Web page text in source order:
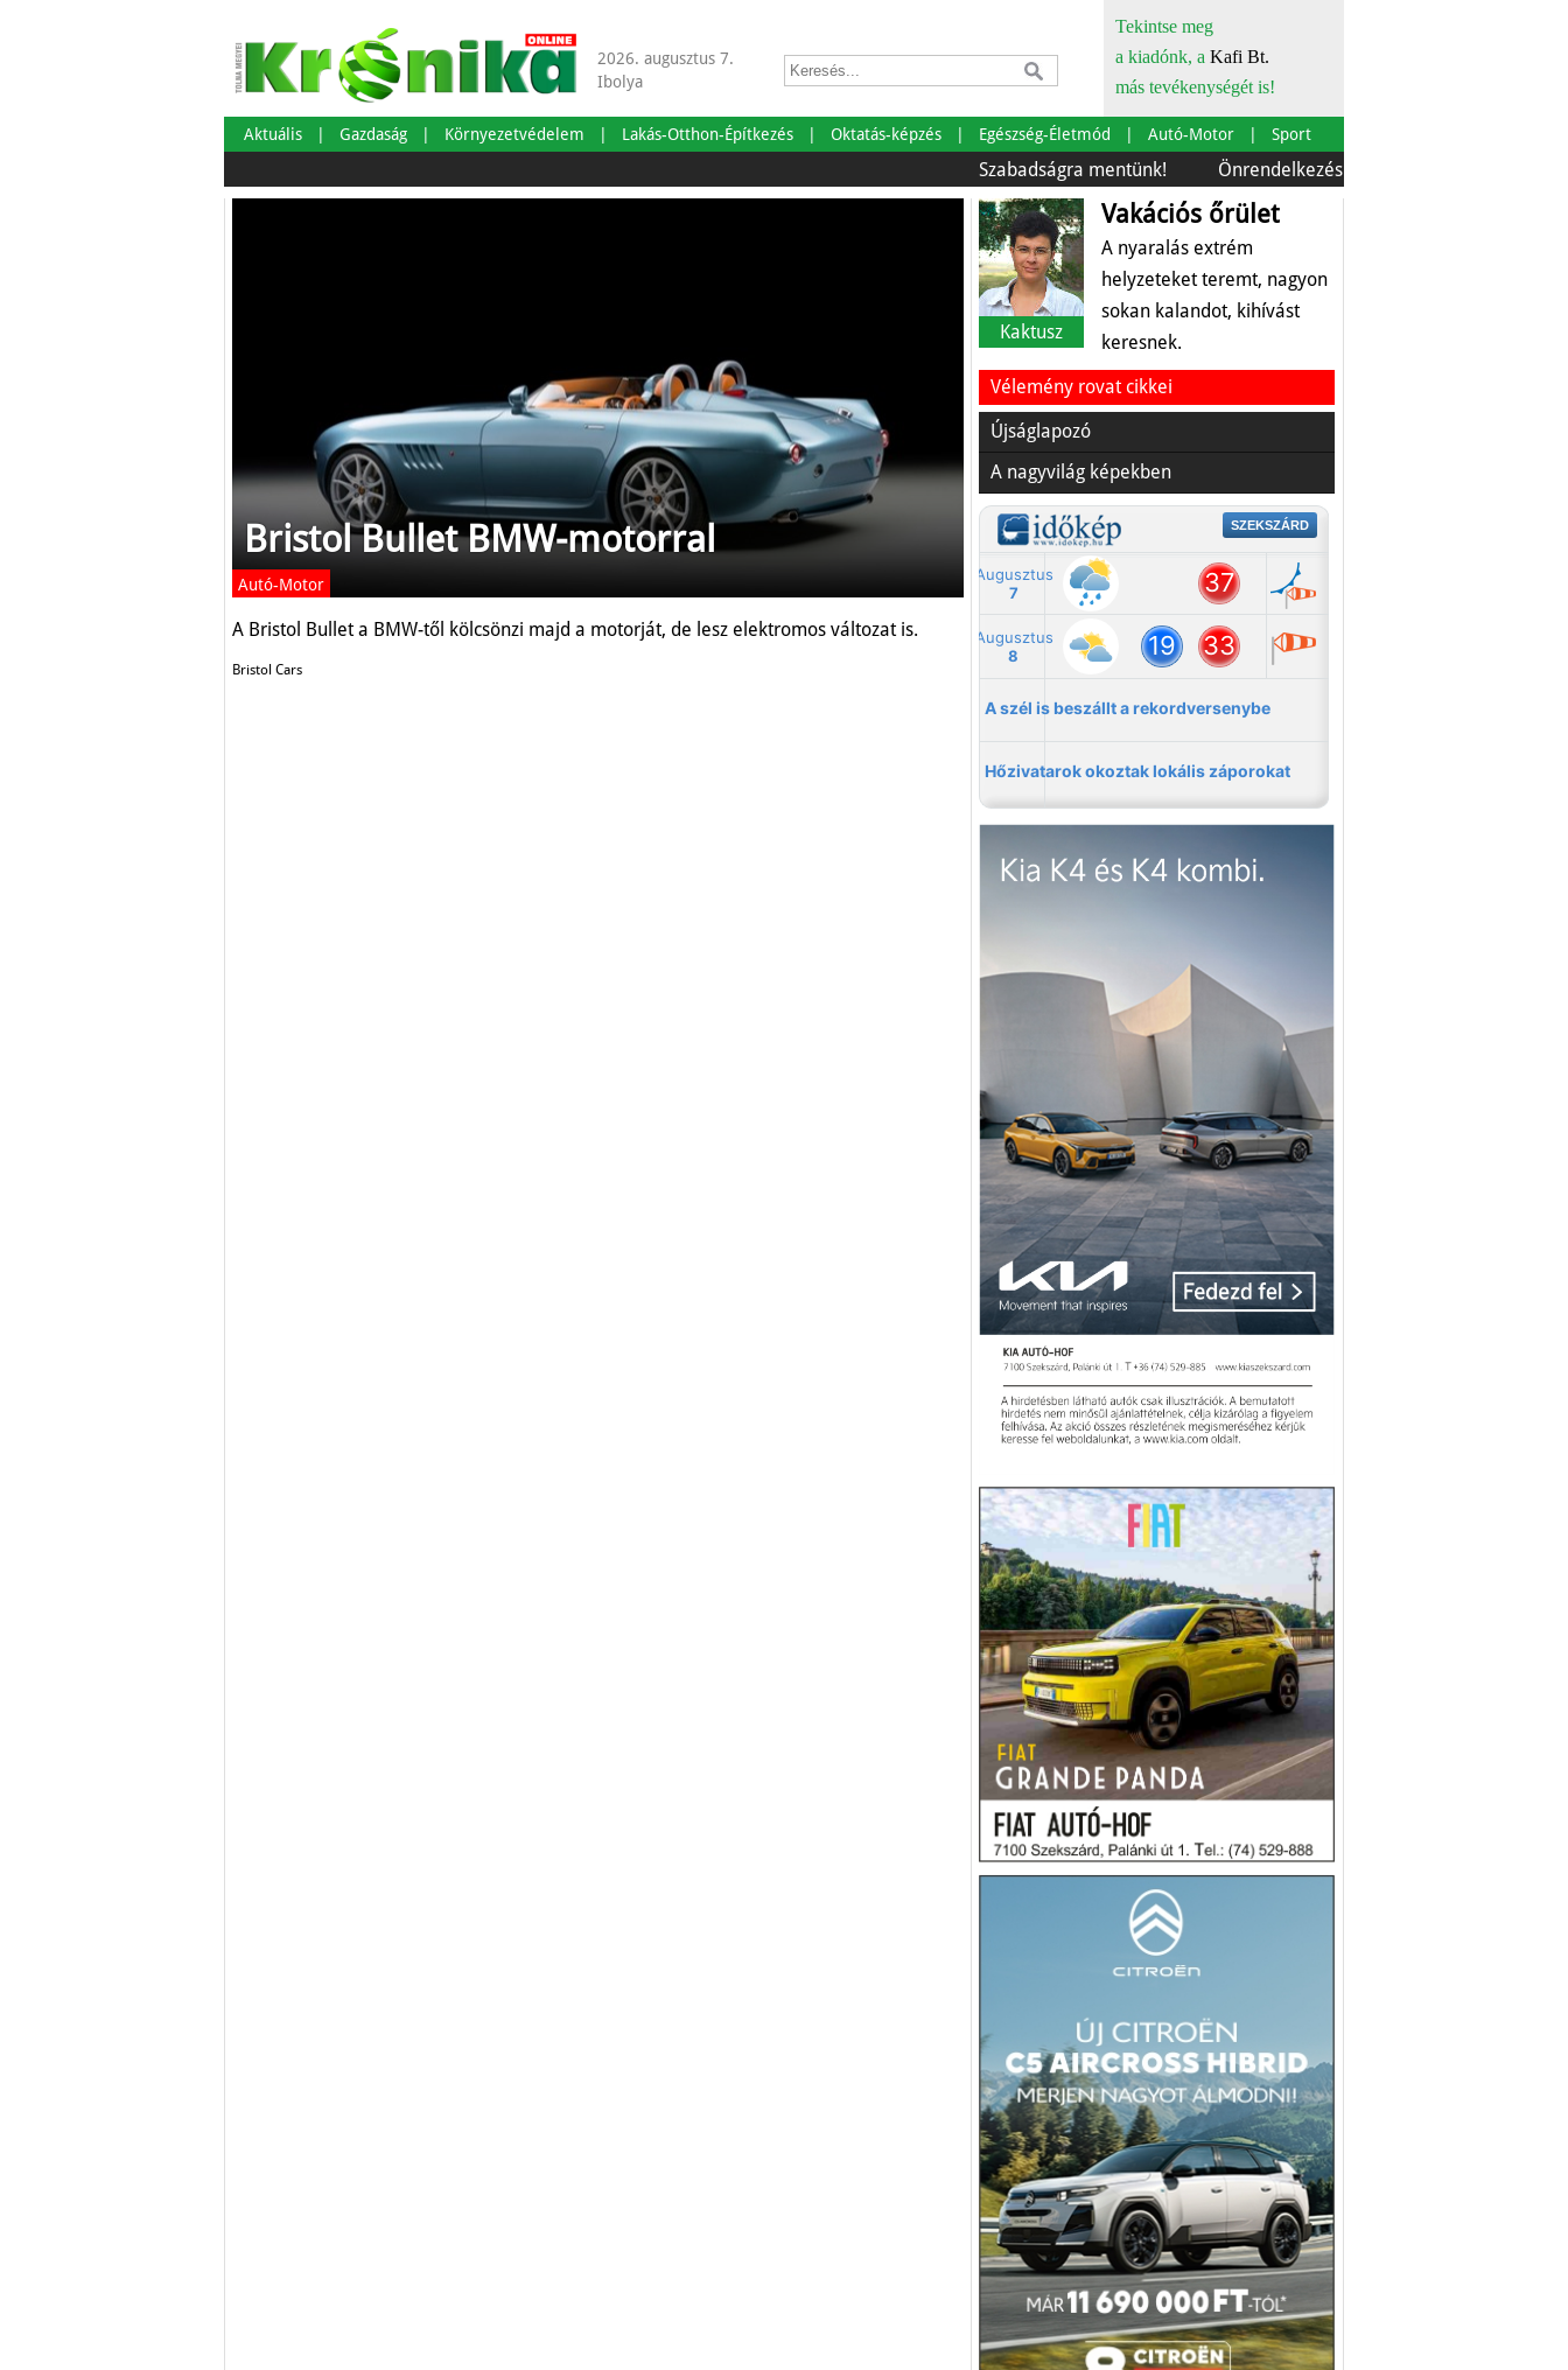
2026. augusztus 7.
Ibolya
Tekintse meg
a kiadónk, a Kafi Bt.
más tevékenységét is!
Aktuális Gazdaság Környezetvédelem Lakás-Otthon-Építkezés Oktatás-képzés Egészség-Életmód Autó-Motor Sport
Szabadságra mentünk! Önrendelkezés és szürkebarát
Bristol Bullet BMW-motorral
Autó-Motor
A Bristol Bullet a BMW-től kölcsönzi majd a motorját, de lesz elektromos változat is.
Bristol Cars
Kaktusz
Vakációs őrület
A nyaralás extrém
helyzeteket teremt, nagyon
sokan kalandot, kihívást
keresnek.
Vélemény rovat cikkei
Újságlapozó
A nagyvilág képekben